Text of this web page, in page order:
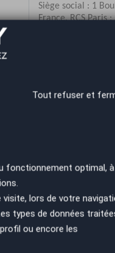
Comparez
REPRISE DE
SANS
PAIEMENT
Tout refuser et
fonctionnement optimal, à
lors de votre
types de données
ou encore les